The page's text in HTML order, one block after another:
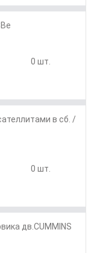
0 шт.
в сб. /
0 шт.
дв.CUMMINS